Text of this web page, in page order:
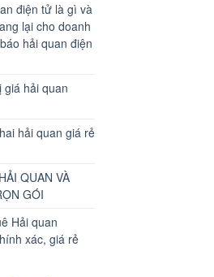
điện tử là gì và
lại cho doanh
hải quan điện
giá hải quan
hải quan giá rẻ
QUAN VÀ
GÓI
Hải quan
xác, giá rẻ